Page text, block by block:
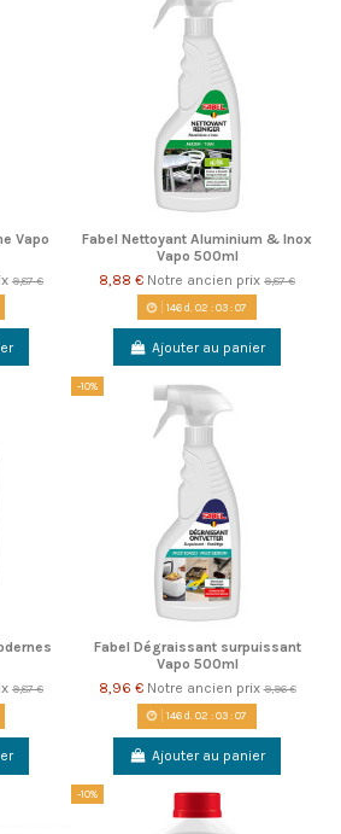
Vapo
9,87 €
Fabel Nettoyant Aluminium & Inox
Vapo 500ml
8,88 € Notre ancien prix 9,87 €
146d. 02 :03:06
Ajouter au panier
9,87 €
-10%
Fabel Dégraissant surpuissant
Vapo 500ml
8,96 € Notre ancien prix9,96 €
146d. 02 :03:06
Ajouter au panier
-10%